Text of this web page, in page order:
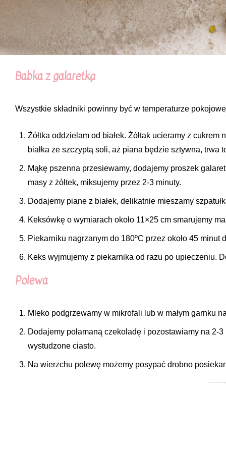
Babka z galaretką
Wszystkie składniki powinny być w temperaturze
Żółtka oddzielam od białek. Żółtak ucieramy z
białka ze szczyptą soli, aż piana będzie sztywna, trwa
Mąkę pszenna przesiewamy, dodajemy proszek
masy z żółtek, miksujemy przez 2-3 minuty.
Dodajemy piane z białek, delikatnie mieszamy
Keksówkę o wymiarach około 11×25 cm smarujemy
Piekarniku nagrzanym do 180ºC przez około 45 minut
Keks wyjmujemy z piekarnika od razu po upieczeniu.
Polewa
Mleko podgrzewamy w mikrofali lub w małym garnku
Dodajemy połamaną czekoladę i pozostawiamy na
wystudzone ciasto.
Na wierzchu polewę możemy posypać drobno